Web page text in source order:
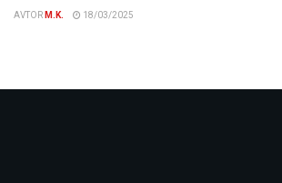
AVTOR M.K. 18/03/2025